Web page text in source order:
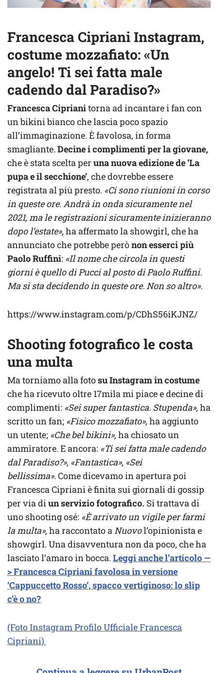
Francesca Cipriani Instagram,
costume mozzafiato: «Un
angelo! Ti sei fatta male
cadendo dal Paradiso?»
Francesca Ciprianitorna ad incantare i fan con
un bikini bianco che lascia poco spazio
all’immaginazione. È favolosa, in forma
smagliante. Decine i complimenti per la giovane,
che è stata scelta per una nuova edizione de ‘La
pupa e il secchione’, che dovrebbe essere
registrata al più presto. «Ci sono riunioni in corso
in queste ore. Andrà in onda sicuramente nel
2021, ma le registrazioni sicuramente inizieranno
dopo l’estate»,ha affermato la showgirl, che ha
annunciato che potrebbe perònon esserci più
Paolo Ruffini: «Il nome che circola in questi
giorni è quello di Pucci al posto di Paolo Ruffini.
Ma si sta decidendo in queste ore. Non so altro».
https://www.instagram.com/p/CDhS56iKJNZ/
Shooting fotografico le costa
una multa
Ma torniamo alla fotosu Instagram in costume
che ha ricevuto oltre 17mila mi piace e decine di
complimenti: «Sei super fantastica. Stupenda», ha
scritto un fan; «Fisico mozzafiato»,ha aggiunto
un utente; «Che bel bikini»,ha chiosato un
ammiratore. E ancora: «Ti sei fatta male cadendo
dal Paradiso?», «Fantastica», «Sei
bellissima».Come dicevamo in apertura poi
Francesca Cipriani è finita sui giornali di gossip
per via diun servizio fotografico. Si trattava di
uno shooting osé: «È arrivato un vigile per farmi
la multa»,ha raccontato aNuovol’opinionista e
showgirl. Una disavventura non da poco, che ha
lasciato l’amaro in bocca. Leggi anche l’articolo —
> Francesca Cipriani favolosa in versione
‘Cappuccetto Rosso’, spacco vertiginoso: lo slip
c’è o no?
(Foto Instagram Profilo Ufficiale Francesca
Cipriani)